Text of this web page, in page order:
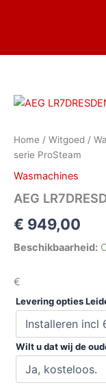
inhoud
Home / Witgoed /
serie ProSteam
Wasmachines
AEG
€ 949,00
Beschikbaarheid:
€
Levering opties
Wilt u dat wij de
AEG
serie
ProSteam
aantal